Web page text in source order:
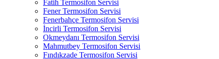
Fatih Termosifon Servisi
Fener Termosifon Servisi
Fenerbahçe Termosifon Servisi
İncirli Termosifon Servisi
Okmeydanı Termosifon Servisi
Mahmutbey Termosifon Servisi
Fındıkzade Termosifon Servisi